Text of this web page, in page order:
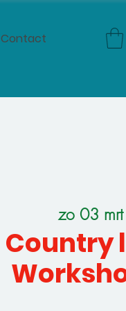
Contact
zo 03 mrt
Country